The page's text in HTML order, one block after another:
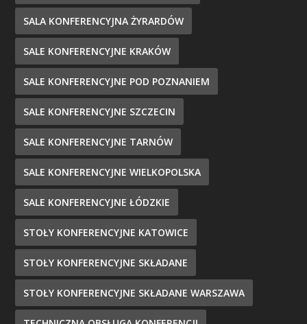
SALA KONFERENCYJNA ŻYRARDÓW
SALE KONFERENCYJNE KRAKÓW
SALE KONFERENCYJNE POD POZNANIEM
SALE KONFERENCYJNE SZCZECIN
SALE KONFERENCYJNE TARNÓW
SALE KONFERENCYJNE WIELKOPOLSKA
SALE KONFERENCYJNE ŁÓDZKIE
STOŁY KONFERENCYJNE KATOWICE
STOŁY KONFERENCYJNE SKŁADANE
STOŁY KONFERENCYJNE SKŁADANE WARSZAWA